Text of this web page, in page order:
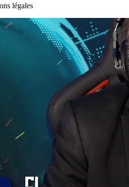
légales